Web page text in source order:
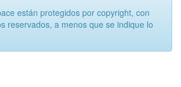
están protegidos por copyright, con
reservados, a menos que se indique lo